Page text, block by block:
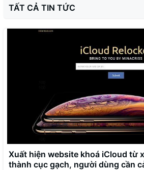
TẤT CẢ TIN TỨC
Xuất hiện website khoá iCloud từ
thành cục gạch, người dùng cần